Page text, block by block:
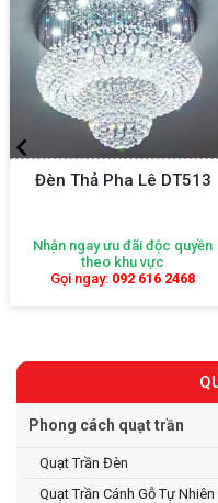
Đèn Thả Pha Lê DT513
Nhận ngay ưu đãi độc quyền
theo khu vực
Gọi ngay: 092 616 2468
Phong cách quạt trần
Quạt Trần Đèn
Quạt Trần Cánh Gỗ Tự Nhiên